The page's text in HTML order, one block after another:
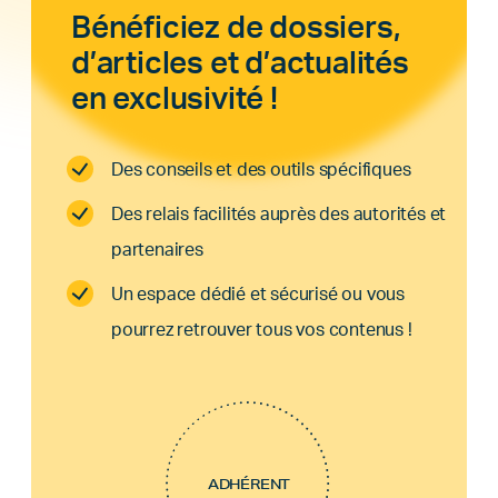
Bénéficiez de dossiers,
d’articles et d’actualités
en exclusivité !
Des conseils et des outils spécifiques
Des relais facilités auprès des autorités et
partenaires
Un espace dédié et sécurisé ou vous
pourrez retrouver tous vos contenus !
ADHÉRENT